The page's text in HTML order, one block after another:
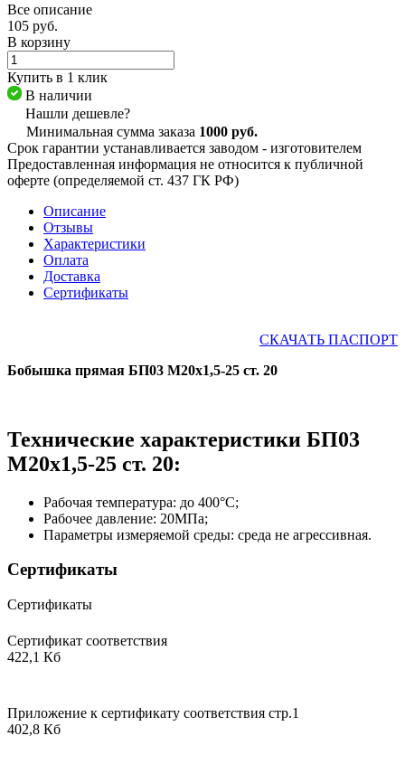
Все описание
105 руб.
В корзину
Купить в 1 клик
В наличии
Нашли дешевле?
Минимальная сумма заказа 1000 руб.
Срок гарантии устанавливается заводом - изготовителем
Предоставленная информация не относится к публичной
оферте (определяемой ст. 437 ГК РФ)
Описание
Отзывы
Характеристики
Оплата
Доставка
Сертификаты
СКАЧАТЬ ПАСПОРТ
Бобышка прямая БП03 М20х1,5-25 ст. 20
Технические характеристики БП03
М20х1,5-25 ст. 20:
Рабочая температура: до 400°С;
Рабочее давление: 20МПа;
Параметры измеряемой среды: среда не агрессивная.
Сертификаты
Сертификаты
Сертификат соответствия
422,1 Кб
Приложение к сертификату соответствия стр.1
402,8 Кб